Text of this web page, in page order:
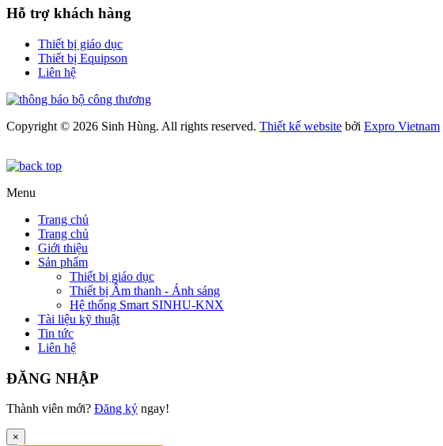
Hỗ trợ khách hàng
Thiết bị giáo dục
Thiết bị Equipson
Liên hệ
Copyright © 2026 Sinh Hùng. All rights reserved. Thiết kế website bởi Expro Vietnam
Menu
Trang chủ
Trang chủ
Giới thiệu
Sản phẩm
Thiết bị giáo dục
Thiết bị Âm thanh - Ánh sáng
Hệ thống Smart SINHU-KNX
Tài liệu kỹ thuật
Tin tức
Liên hệ
ĐĂNG NHẬP
Thành viên mới? Đăng ký ngay!
×